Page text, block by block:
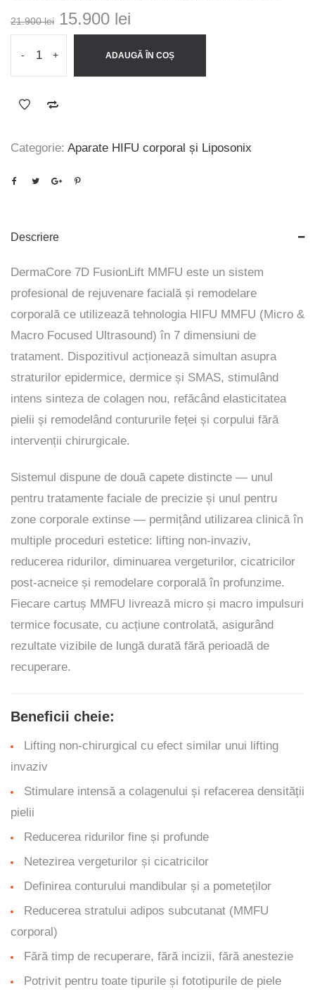
21.900lei Prețul
inițial
15.900 lei
curent
este:
- + ADAUGĂ ÎN COȘ
Categorie: Aparate HIFU corporal și Liposonix
Descriere
DermaCore 7D FusionLift MMFU este un sistem
profesional de rejuvenare facială și remodelare
corporală ce utilizează tehnologia HIFU MMFU (Micro &
Macro Focused Ultrasound) în 7 dimensiuni de
tratament. Dispozitivul acționează simultan asupra
straturilor epidermice, dermice și SMAS, stimulând
intens sinteza de colagen nou, refăcând elasticitatea
pielii și remodelând contururile feței și corpului fără
intervenții chirurgicale.
Sistemul dispune de două capete distincte — unul
pentru tratamente faciale de precizie și unul pentru
zone corporale extinse — permițând utilizarea clinică în
multiple proceduri estetice: lifting non-invaziv,
reducerea ridurilor, diminuarea vergeturilor, cicatricilor
post-acneice și remodelare corporală în profunzime.
Fiecare cartuș MMFU livrează micro și macro impulsuri
termice focusate, cu acțiune controlată, asigurând
rezultate vizibile de lungă durată fără perioadă de
recuperare.
Beneficii cheie:
Lifting non-chirurgical cu efect similar unui lifting
invaziv
Stimulare intensă a colagenului și refacerea densității
pielii
Reducerea ridurilor fine și profunde
Netezirea vergeturilor și cicatricilor
Definirea conturului mandibular și a pometeților
Reducerea stratului adipos subcutanat (MMFU
corporal)
Fără timp de recuperare, fără incizii, fără anestezie
Potrivit pentru toate tipurile și fototipurile de piele